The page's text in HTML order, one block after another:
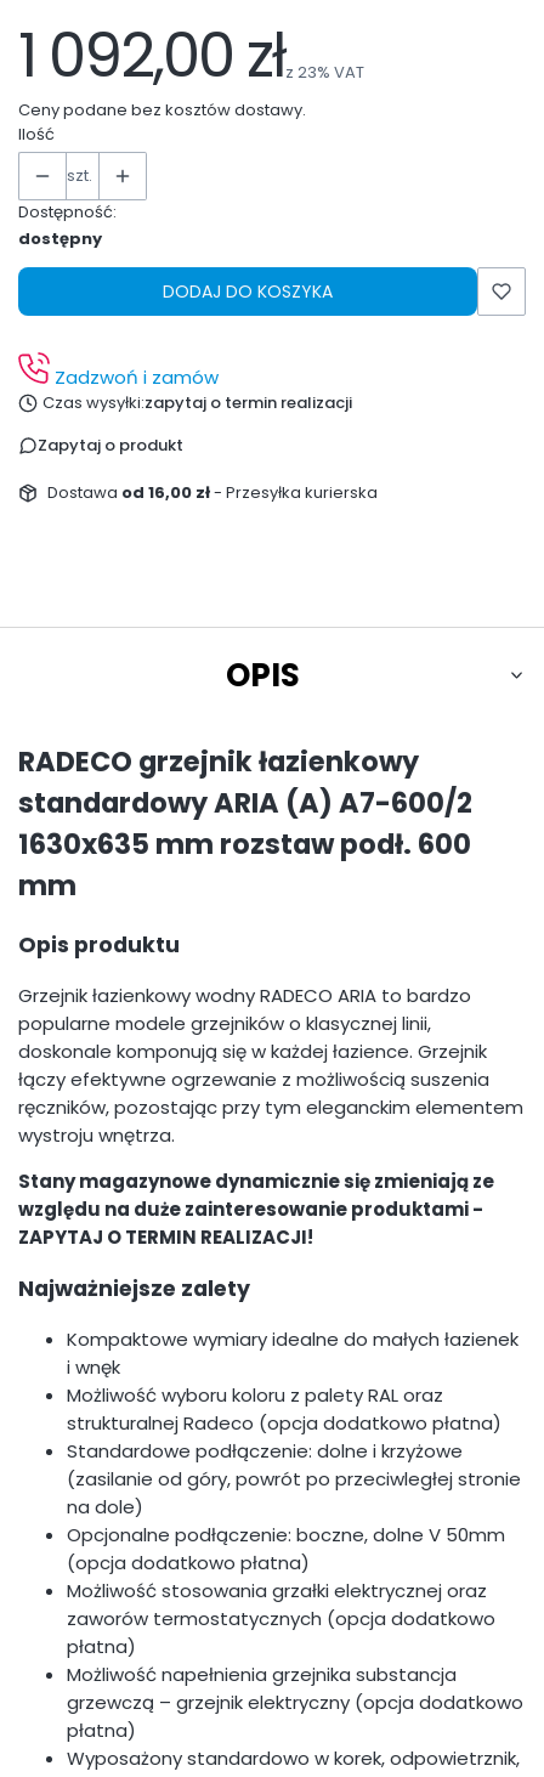
1 092,00 złz 23% VAT
Ceny podane bez kosztów dostawy.
Ilość
szt.
Dostępność:
dostępny
DODAJ DO KOSZYKA
Zadzwoń i zamów
Czas wysyłki:zapytaj o termin realizacji
Zapytaj o produkt
Dostawa od 16,00 zł- Przesyłka kurierska
OPIS
RADECO grzejnik łazienkowy
standardowy ARIA (A) A7-600/2
1630x635 mm rozstaw podł. 600
mm
Opis produktu
Grzejnik łazienkowy wodny RADECO ARIA to bardzo
popularne modele grzejników o klasycznej linii,
doskonale komponują się w każdej łazience. Grzejnik
łączy efektywne ogrzewanie z możliwością suszenia
ręczników, pozostając przy tym eleganckim elementem
wystroju wnętrza.
Stany magazynowe dynamicznie się zmieniają ze
względu na duże zainteresowanie produktami -
ZAPYTAJ O TERMIN REALIZACJI!
Najważniejsze zalety
Kompaktowe wymiary idealne do małych łazienek
i wnęk
Możliwość wyboru koloru z palety RAL oraz
strukturalnej Radeco (opcja dodatkowo płatna)
Standardowe podłączenie: dolne i krzyżowe
(zasilanie od góry, powrót po przeciwległej stronie
na dole)
Opcjonalne podłączenie: boczne, dolne V 50mm
(opcja dodatkowo płatna)
Możliwość stosowania grzałki elektrycznej oraz
zaworów termostatycznych (opcja dodatkowo
płatna)
Możliwość napełnienia grzejnika substancja
grzewczą – grzejnik elektryczny (opcja dodatkowo
płatna)
Wyposażony standardowo w korek, odpowietrznik,